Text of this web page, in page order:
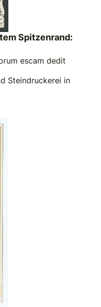
Spitzenrand:
escam dedit
Steindruckerei in